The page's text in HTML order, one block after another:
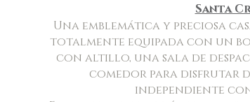
Santa
Una emblemática y preciosa
totalmente equipada con un
con altillo, una sala de
comedor para disfrutar
independiente